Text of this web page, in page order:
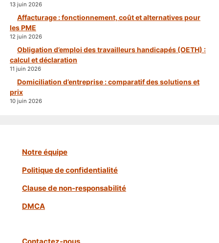
13 juin 2026
Affacturage : fonctionnement, coût et alternatives pour
les PME
12 juin 2026
Obligation d’emploi des travailleurs handicapés (OETH) :
calcul et déclaration
11 juin 2026
Domiciliation d’entreprise : comparatif des solutions et
prix
10 juin 2026
Notre équipe
Politique de confidentialité
Clause de non-responsabilité
DMCA